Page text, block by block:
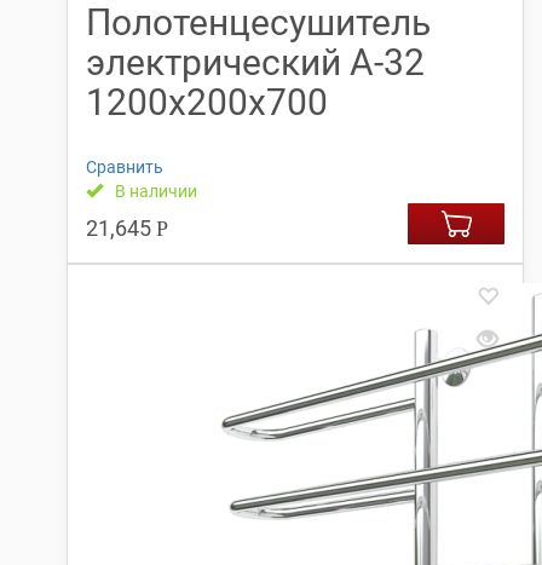
Полотенцесушитель
электрический А-32
1200х200х700
Сравнить
В наличии
21,645 Р